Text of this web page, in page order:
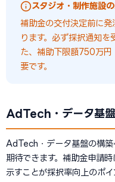
スタジオ・制作施設
補助金の交付決定前に
ります。必ず採択通知を
た、補助下限額750万
要です。
AdTech・データ基
AdTech・データ基盤の構
期待できます。補助金申請
示すことが採択率向上のポイ